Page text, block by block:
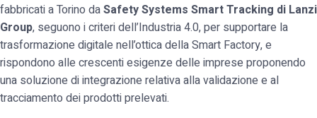
fabbricati a Torino daSafety Systems Smart Tracking di Lanzi
Group, seguono i criteri dell’Industria 4.0, per supportare la
trasformazione digitale nell’ottica della Smart Factory, e
rispondono alle crescenti esigenze delle imprese proponendo
una soluzione di integrazione relativa alla validazione e al
tracciamento dei prodotti prelevati.